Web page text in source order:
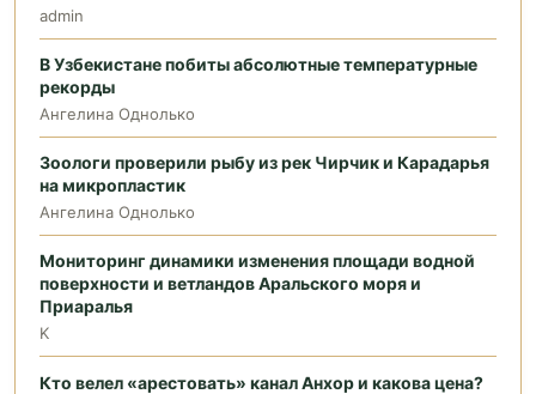
admin
В Узбекистане побиты абсолютные температурные
рекорды
Ангелина Однолько
Зоологи проверили рыбу из рек Чирчик и Карадарья
на микропластик
Ангелина Однолько
Мониторинг динамики изменения площади водной
поверхности и ветландов Аральского моря и
Приаралья
K
Кто велел «арестовать» канал Анхор и какова цена?